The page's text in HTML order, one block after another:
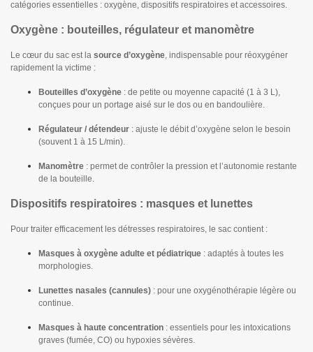
catégories essentielles : oxygène, dispositifs respiratoires et accessoires.
Oxygène : bouteilles, régulateur et manomètre
Le cœur du sac est la source d’oxygène , indispensable pour réoxygéner
rapidement la victime :
Bouteilles d’oxygène : de petite ou moyenne capacité (1 à 3 L),
conçues pour un portage aisé sur le dos ou en bandoulière.
Régulateur / détendeur : ajuste le débit d’oxygène selon le besoin
(souvent 1 à 15 L/min).
Manomètre : permet de contrôler la pression et l’autonomie restante
de la bouteille.
Dispositifs respiratoires : masques et lunettes
Pour traiter efficacement les détresses respiratoires, le sac contient :
Masques à oxygène adulte et pédiatrique : adaptés à toutes les
morphologies.
Lunettes nasales (cannules) : pour une oxygénothérapie légère ou
continue.
Masques à haute concentration : essentiels pour les intoxications
graves (fumée, CO) ou hypoxies sévères.